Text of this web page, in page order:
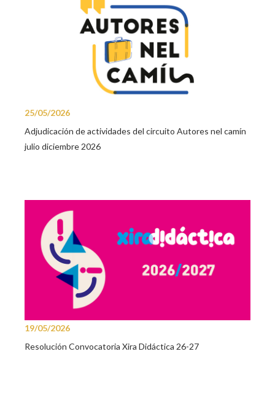
25/05/2026
Adjudicación de actividades del circuito Autores nel camín
julio diciembre 2026
19/05/2026
Resolución Convocatoria Xira Didáctica 26-27